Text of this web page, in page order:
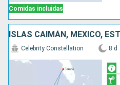
Comidas incluidas
Celebrity Constellation 8 d